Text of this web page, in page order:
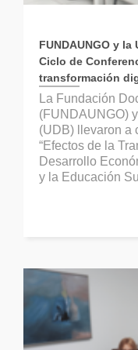
FUNDAUNGO y
Ciclo de
transformación
La Fundación
(FUNDAUNGO)
(UDB) llevaron a
“Efectos de la
Desarrollo
y la Educación